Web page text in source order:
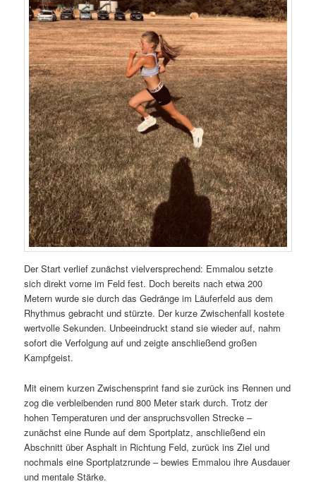
Der Start verlief zunächst vielversprechend: Emmalou setzte
sich direkt vorne im Feld fest. Doch bereits nach etwa 200
Metern wurde sie durch das Gedränge im Läuferfeld aus dem
Rhythmus gebracht und stürzte. Der kurze Zwischenfall kostete
wertvolle Sekunden. Unbeeindruckt stand sie wieder auf, nahm
sofort die Verfolgung auf und zeigte anschließend großen
Kampfgeist.
Mit einem kurzen Zwischensprint fand sie zurück ins Rennen und
zog die verbleibenden rund 800 Meter stark durch. Trotz der
hohen Temperaturen und der anspruchsvollen Strecke –
zunächst eine Runde auf dem Sportplatz, anschließend ein
Abschnitt über Asphalt in Richtung Feld, zurück ins Ziel und
nochmals eine Sportplatzrunde – bewies Emmalou ihre Ausdauer
und mentale Stärke.